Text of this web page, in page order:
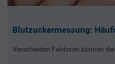
Blutzuckermessung:
Verschieden Faktoren können